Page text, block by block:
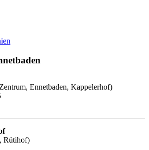
Ennetbaden, Kappelerhof)
Rütihof)